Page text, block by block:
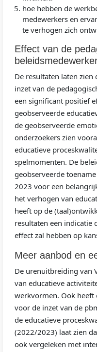
hoe hebben de
medewerkers en
te verhogen zich
Effect van de
De resultaten laten zien
inzet van de
een significant positief
geobserveerde
de geobserveerde
onderzoekers zien
educatieve
spelmomenten. De
geobserveerde
2023 voor een
het verhogen van
heeft op de
resultaten een indicatie
effect zal hebben op
Meer aanbod en
De urenuitbreiding van
van educatieve
werkvormen. Ook
voor de inzet van de
de educatieve
(2022/2023) laat zien
ook vergeleken met